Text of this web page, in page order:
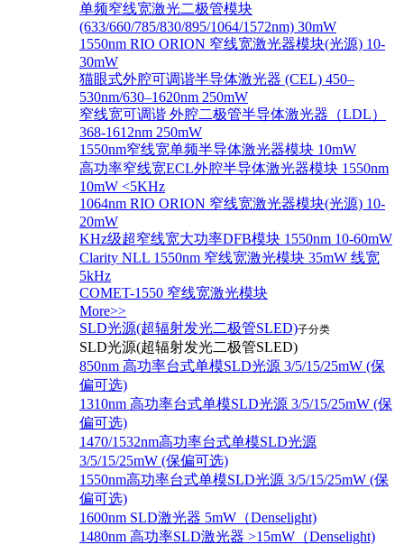
单频窄线宽激光二极管模块
(633/660/785/830/895/1064/1572nm) 30mW
1550nm RIO ORION 窄线宽激光器模块(光源) 10-
30mW
猫眼式外腔可调谐半导体激光器 (CEL) 450–
530nm/630–1620nm 250mW
窄线宽可调谐 外腔二极管半导体激光器（LDL）
368-1612nm 250mW
1550nm窄线宽单频半导体激光器模块 10mW
高功率窄线宽ECL外腔半导体激光器模块 1550nm
10mW <5KHz
1064nm RIO ORION 窄线宽激光器模块(光源) 10-
20mW
KHz级超窄线宽大功率DFB模块 1550nm 10-60mW
Clarity NLL 1550nm 窄线宽激光模块 35mW 线宽
5kHz
COMET-1550 窄线宽激光模块
More>>
SLD光源(超辐射发光二极管SLED)子分类
SLD光源(超辐射发光二极管SLED)
850nm 高功率台式单模SLD光源 3/5/15/25mW (保
偏可选)
1310nm 高功率台式单模SLD光源 3/5/15/25mW (保
偏可选)
1470/1532nm高功率台式单模SLD光源
3/5/15/25mW (保偏可选)
1550nm高功率台式单模SLD光源 3/5/15/25mW (保
偏可选)
1600nm SLD激光器 5mW（Denselight)
1480nm 高功率SLD激光器 >15mW（Denselight)